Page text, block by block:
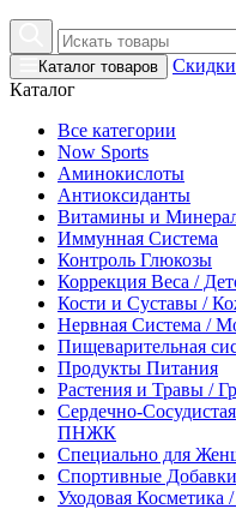
Каталог товаров
Скидки
Каталог
Все категории
Now Sports
Аминокислоты
Антиоксиданты
Витамины и
Иммунная Система
Контроль Глюкозы
Коррекция Веса /
Кости и Суставы /
Нервная Система /
Пищеварительная
Продукты Питания
Растения и Травы /
Сердечно-
ПНЖК
Специально для
Спортивные Добавки
Уходовая